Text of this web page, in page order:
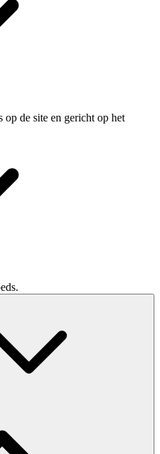
op de site en gericht op het